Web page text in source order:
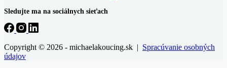
Sledujte ma na sociálnych sieťach
Copyright © 2026 - michaelakoucing.sk | Spracúvanie osobných
údajov